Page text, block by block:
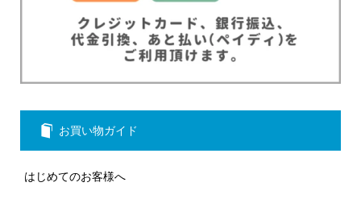
お買い物ガイド
はじめてのお客様へ